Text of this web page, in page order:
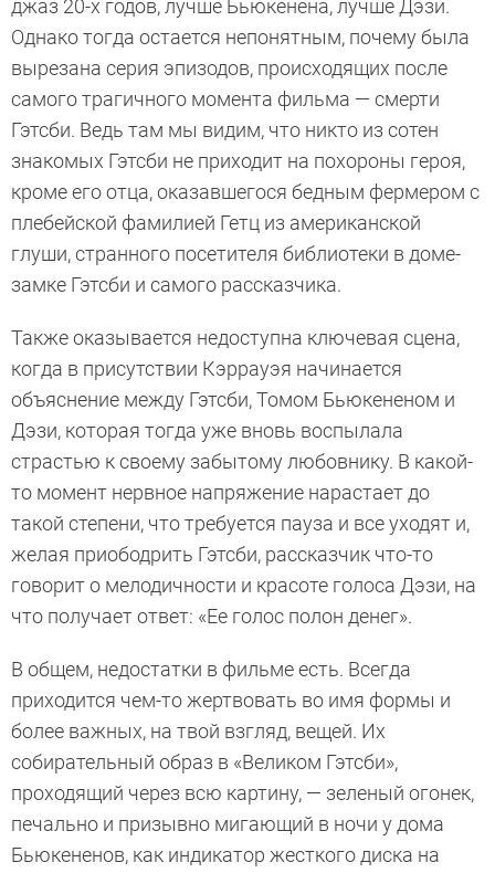
джаз 20-х годов, лучше Бьюкенена, лучше Дэзи.
Однако тогда остается непонятным, почему была
вырезана серия эпизодов, происходящих после
самого трагичного момента фильма — смерти
Гэтсби. Ведь там мы видим, что никто из сотен
знакомых Гэтсби не приходит на похороны героя,
кроме его отца, оказавшегося бедным фермером с
плебейской фамилией Гетц из американской
глуши, странного посетителя библиотеки в доме-
замке Гэтсби и самого рассказчика.
Также оказывается недоступна ключевая сцена,
когда в присутствии Кэррауэя начинается
объяснение между Гэтсби, Томом Бьюкененом и
Дэзи, которая тогда уже вновь воспылала
страстью к своему забытому любовнику. В какой-
то момент нервное напряжение нарастает до
такой степени, что требуется пауза и все уходят и,
желая приободрить Гэтсби, рассказчик что-то
говорит о мелодичности и красоте голоса Дэзи, на
что получает ответ: «Ее голос полон денег».
В общем, недостатки в фильме есть. Всегда
приходится чем-то жертвовать во имя формы и
более важных, на твой взгляд, вещей. Их
собирательный образ в «Великом Гэтсби»,
проходящий через всю картину, — зеленый огонек,
печально и призывно мигающий в ночи у дома
Бьюкененов, как индикатор жесткого диска на